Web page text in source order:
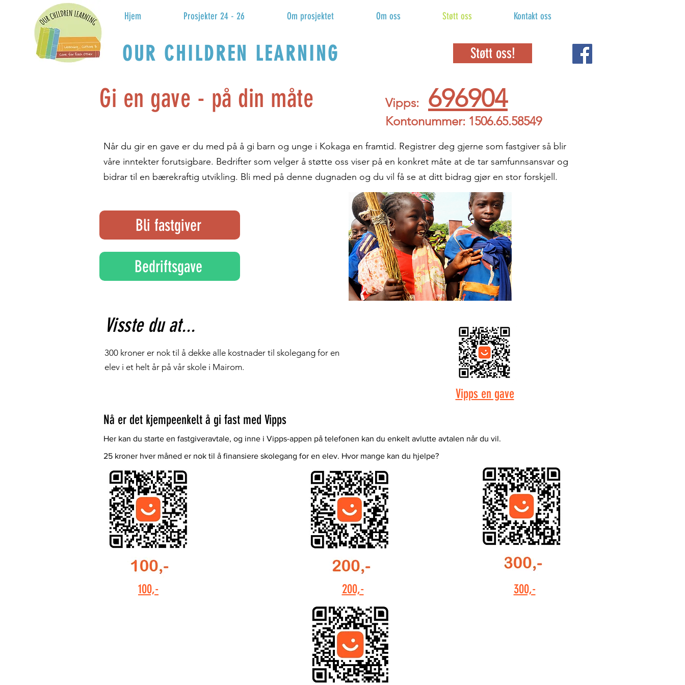
Støtt oss!
Hjem Prosjekter 24 - 26 Om prosjektet Om oss Støtt oss Kontakt oss
OUR CHILDREN LEARNING
Gi en gave - på din måte Vipps: 696904
Kontonummer: 1506.65.58549
Når du gir en gave er du med på å gi barn og unge i Kokaga en framtid. Registrer deg gjerne som fastgiver så blir
våre inntekter forutsigbare. Bedrifter som velger å støtte oss viser på en konkret måte at de tar samfunnsansvar og
bidrar til en bærekraftig utvikling. Bli med på denne dugnaden og du vil få se at ditt bidrag gjør en stor forskjell.
Bli fastgiver
Bedriftsgave
Visste du at...
300 kroner er nok til å dekke alle kostnader til skolegang for en
elev i et helt år på vår skole i Mairom.
Vipps en gave
Nå er det kjempeenkelt å gi fast med Vipps
Her kan du starte en fastgiveravtale, og inne i Vipps-appen på telefonen kan du enkelt avlutte avtalen når du vil.
25 kroner hver måned er nok til å finansiere skolegang for en elev. Hvor mange kan du hjelpe?
100,- 200,- 300,-